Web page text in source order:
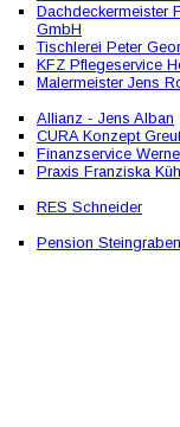
Dachdeckermeister
GmbH
Tischlerei Peter
KFZ Pflegeservice
Malermeister Jens
Allianz - Jens Alban
CURA Konzept
Finanzservice
Praxis Franziska
RES Schneider
Pension Steingraben